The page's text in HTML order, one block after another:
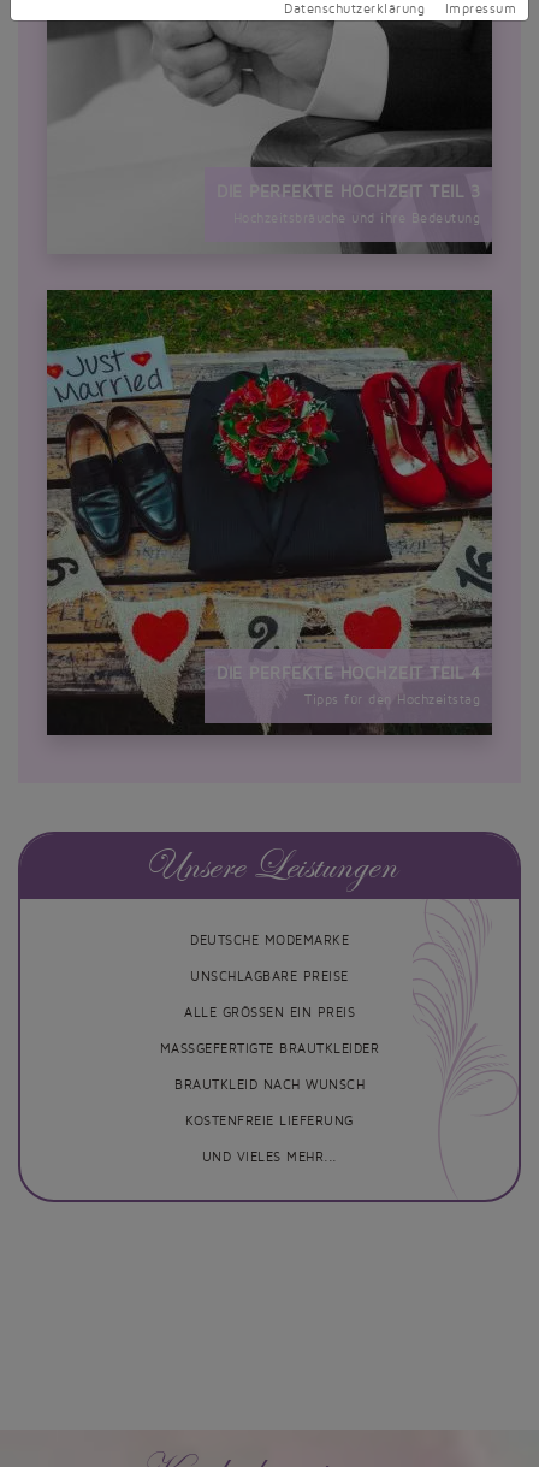
DIE PERFEKTE HOCHZEIT TEIL 3
Hochzeitsbräuche und ihre Bedeutung
DIE PERFEKTE HOCHZEIT TEIL 4
Tipps für den Hochzeitstag
Unsere Leistungen
DEUTSCHE MODEMARKE
UNSCHLAGBARE PREISE
ALLE GRÖSSEN EIN PREIS
MASSGEFERTIGTE BRAUTKLEIDER
BRAUTKLEID NACH WUNSCH
KOSTENFREIE LIEFERUNG
UND VIELES MEHR...
Datenschutzerklärung Impressum